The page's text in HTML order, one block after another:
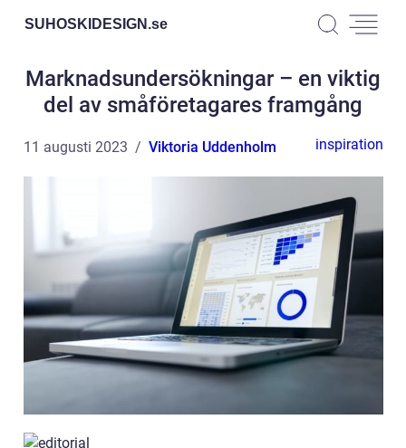
SUHOSKIDESIGN.se
Marknadsundersökningar – en viktig
del av småföretagares framgång
11 augusti 2023 Viktoria Uddenholm inspiration